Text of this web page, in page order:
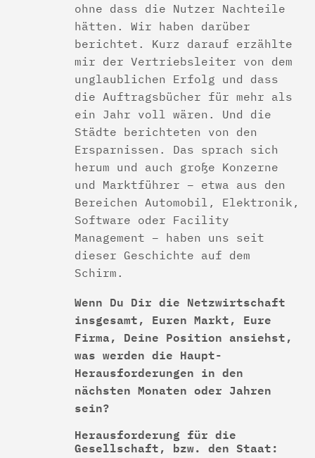
ohne dass die Nutzer Nachteile
hätten. Wir haben darüber
berichtet. Kurz darauf erzählte
mir der Vertriebsleiter von dem
unglaublichen Erfolg und dass
die Auftragsbücher für mehr als
ein Jahr voll wären. Und die
Städte berichteten von den
Ersparnissen. Das sprach sich
herum und auch große Konzerne
und Marktführer – etwa aus den
Bereichen Automobil, Elektronik,
Software oder Facility
Management – haben uns seit
dieser Geschichte auf dem
Schirm.
Wenn Du Dir die Netzwirtschaft
insgesamt, Euren Markt, Eure
Firma, Deine Position ansiehst,
was werden die Haupt-
Herausforderungen in den
nächsten Monaten oder Jahren
sein?
Herausforderung für die
Gesellschaft, bzw. den Staat: